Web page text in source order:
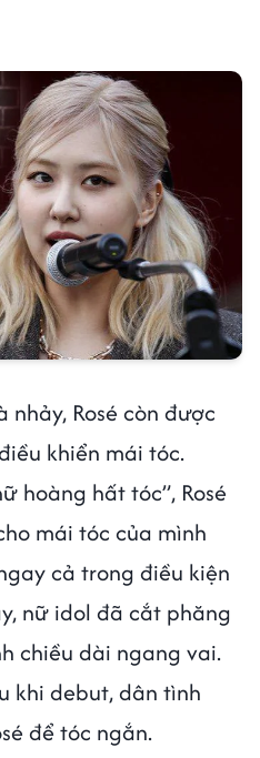
Rosé còn được
khiển mái tóc.
hoàng hất tóc”, Rosé
mái tóc của mình
cả trong điều kiện
nữ idol đã cắt phăng
chiều dài ngang vai.
khi debut, dân tình
để tóc ngắn.